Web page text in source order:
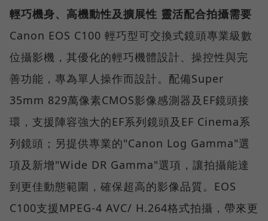
輕巧機身、高機動性及擴展性 靈活配合拍攝需要
Canon EOS C100 輕巧型可交換式鏡頭專業級數
位攝影機，其優化的輕巧機體設計、操控性與完
善功能，專為單人操作而設計。配備Super
35mm 829萬像素CMOS影像感測器及EF鏡頭接
環，支援陣容強大的EF系列鏡頭及EF Cinema系
列鏡頭；另提供專業的"Canon Log Gamma"選
項及新增"Wide DR Gamma"選項，讓拍攝能達
到更佳動態範圍，確保超高的影像品質。EOS
C100支援MPEG-4 AVC/ H.264格式拍攝，帶來更